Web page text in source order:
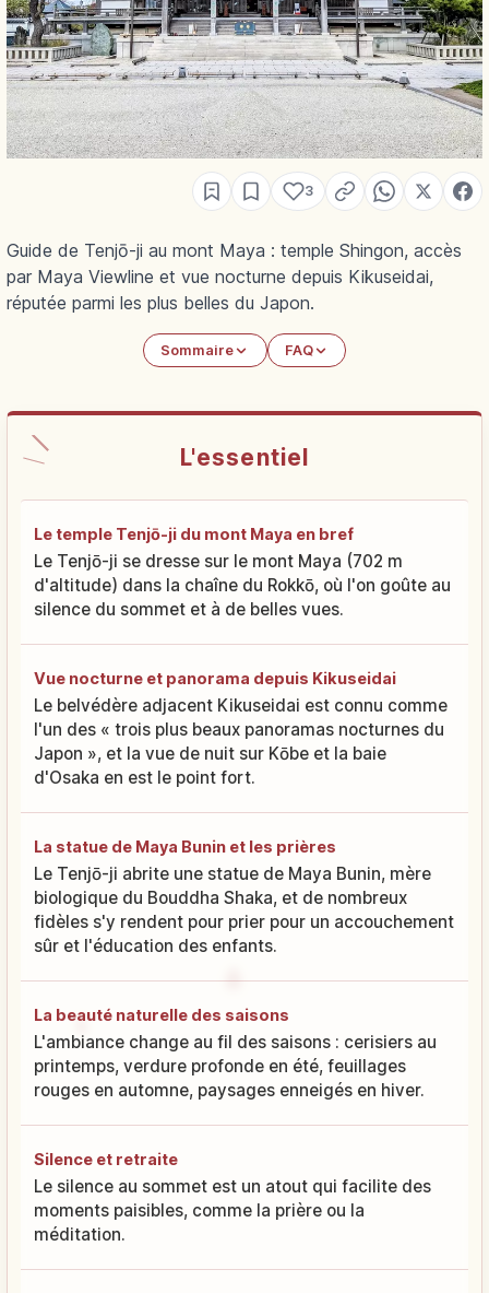
3
Guide de Tenjō-ji au mont Maya : temple Shingon, accès
par Maya Viewline et vue nocturne depuis Kikuseidai,
réputée parmi les plus belles du Japon.
Sommaire FAQ
L'essentiel
Le temple Tenjō-ji du mont Maya en bref
Le Tenjō-ji se dresse sur le mont Maya (702 m
d'altitude) dans la chaîne du Rokkō, où l'on goûte au
silence du sommet et à de belles vues.
Vue nocturne et panorama depuis Kikuseidai
Le belvédère adjacent Kikuseidai est connu comme
l'un des « trois plus beaux panoramas nocturnes du
Japon », et la vue de nuit sur Kōbe et la baie
d'Osaka en est le point fort.
La statue de Maya Bunin et les prières
Le Tenjō-ji abrite une statue de Maya Bunin, mère
biologique du Bouddha Shaka, et de nombreux
fidèles s'y rendent pour prier pour un accouchement
sûr et l'éducation des enfants.
La beauté naturelle des saisons
L'ambiance change au fil des saisons : cerisiers au
printemps, verdure profonde en été, feuillages
rouges en automne, paysages enneigés en hiver.
Silence et retraite
Le silence au sommet est un atout qui facilite des
moments paisibles, comme la prière ou la
méditation.